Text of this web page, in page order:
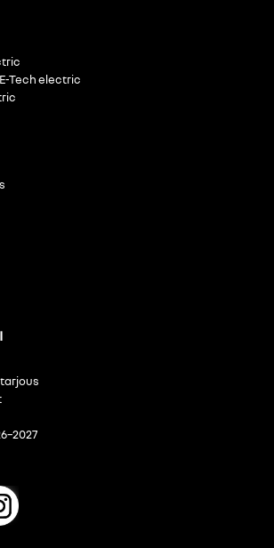
Tech electric